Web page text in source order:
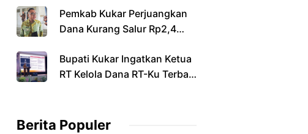
Sebulu
Pemkab Kukar Perjuangkan
Dana Kurang Salur Rp2,4
Bupati Kukar Ingatkan Ketua
RT Kelola Dana RT-Ku Terbaik
Berita Populer